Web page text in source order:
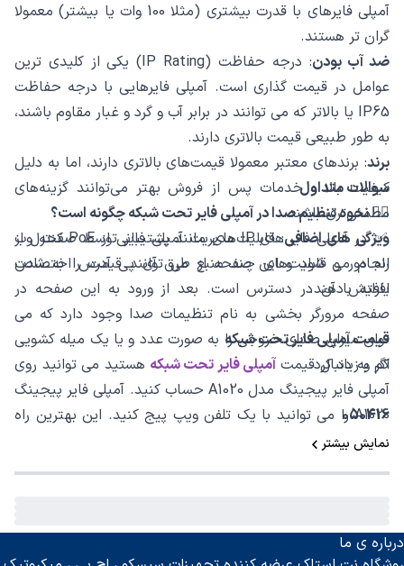
آمپلی فایرهای با قدرت بیشتری (مثلا 100 وات یا بیشتر) معمولا
گران ‌تر هستند.
ضد آب بودن
: درجه حفاظت (IP Rating) یکی از کلیدی ‌ترین
عوامل در قیمت ‌گذاری است. آمپلی فایرهایی با درجه حفاظت
IP65 یا بالاتر که می ‌توانند در برابر آب و گرد و غبار مقاوم باشند،
به طور طبیعی قیمت بالاتری دارند.
برند: برندهای معتبر معمولا قیمت‌های بالاتری دارند، اما به دلیل
کیفیت بالا و خدمات پس از فروش بهتر می‌توانند گزینه‌های
مطمئن‌تری باشند.
ویژگی‌ های اضافی
: قابلیت‌های مانند پشتیبانی از PoE کنترل از
راه دور و قابلیت‌های چند منبع می ‌توانند قیمت را به شدت
افزایش دهند.
قیمت آمپلی فایر تحت شبکه
اگر به دنبال قیمت آمپلی فایر تحت شبکه هستید می توانید روی
آمپلی فایر پیجینگ مدل A1020 حساب کنید. آمپلی فایر پیجینگ
A1020 را می توانید با یک تلفن ویپ پیج کنید. این بهترین راه
ممکن برای داشتن یک آمپلی فایر تحت شبکه با قیمت مناسب
است.
ولتی و اهمی بودن
سوالات متداول
🙋‍♂️ نحوه تنظیم صدا در آمپلی فایر تحت شبکه چگونه است؟
✅ در آمپلی فایر های IP مدیریت آمپلی فایر توسط صفحه وب
انجام می شود و این صفحه از طرق آی پی آدرس اختصاص
یافته با آن در دسترس است. بعد از ورود به این صفحه در
صفحه مرورگر بخشی به نام تنظیمات صدا وجود دارد که می
توان میزان صدای خروجی را به صورت عدد و یا یک میله کشویی
کم و زیاد کرد.
050416
نمایش بیشتر
درباره ی ما